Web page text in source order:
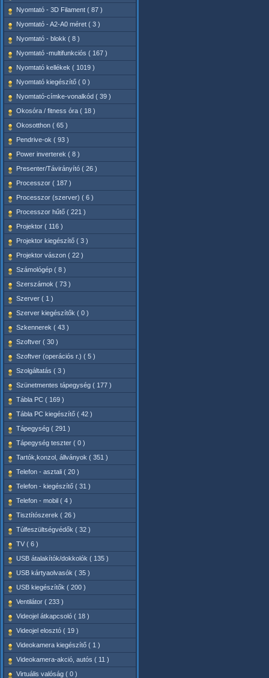
Nyomtató - 3D Filament ( 87 )
Nyomtató - A2-A0 méret ( 3 )
Nyomtató - blokk ( 8 )
Nyomtató -multifunkciós ( 167 )
Nyomtató kellékek ( 1019 )
Nyomtató kiegészítő ( 0 )
Nyomtató-címke-vonalkód ( 39 )
Okosóra / fitness óra ( 18 )
Okosotthon ( 65 )
Pendrive-ok ( 93 )
Power inverterek ( 8 )
Presenter/Távirányító ( 26 )
Processzor ( 187 )
Processzor (szerver) ( 6 )
Processzor hűtő ( 221 )
Projektor ( 116 )
Projektor kiegészítő ( 3 )
Projektor vászon ( 22 )
Számológép ( 8 )
Szerszámok ( 73 )
Szerver ( 1 )
Szerver kiegészítők ( 0 )
Szkennerek ( 43 )
Szoftver ( 30 )
Szoftver (operációs r.) ( 5 )
Szolgáltatás ( 3 )
Szünetmentes tápegység ( 177 )
Tábla PC ( 169 )
Tábla PC kiegészítő ( 42 )
Tápegység ( 291 )
Tápegység teszter ( 0 )
Tartók,konzol, állványok ( 351 )
Telefon - asztali ( 20 )
Telefon - kiegészítő ( 31 )
Telefon - mobil ( 4 )
Tisztítószerek ( 26 )
Túlfeszültségvédők ( 32 )
TV ( 6 )
USB átalakítók/dokkolók ( 135 )
USB kártyaolvasók ( 35 )
USB kiegészítők ( 200 )
Ventilátor ( 233 )
Videojel átkapcsoló ( 18 )
Videojel elosztó ( 19 )
Videokamera kiegészítő ( 1 )
Videokamera-akció, autós ( 11 )
Virtuális valóság ( 0 )